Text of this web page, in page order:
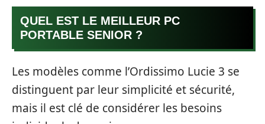
QUEL EST LE MEILLEUR PC
PORTABLE SENIOR ?
Les modèles comme l’Ordissimo Lucie 3 se
distinguent par leur simplicité et sécurité,
mais il est clé de considérer les besoins